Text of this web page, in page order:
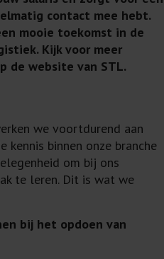
contact mee hebt.
mooie toekomst in de
Kijk voor meer
de website van STL.
we voortdurend aan
kennis binnen onze branche
om bij ons
te leren. Dit is wat we
bij het opdoen van